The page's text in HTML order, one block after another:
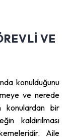
VE
konulduğunu
ve nerede
konulardan bir
kaldırılması
Aile